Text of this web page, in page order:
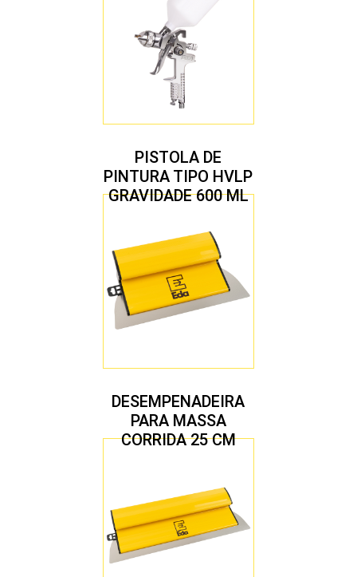
PISTOLA DE
PINTURA TIPO HVLP
GRAVIDADE 600 ML
1,7 MM
DESEMPENADEIRA
PARA MASSA
CORRIDA 25 CM